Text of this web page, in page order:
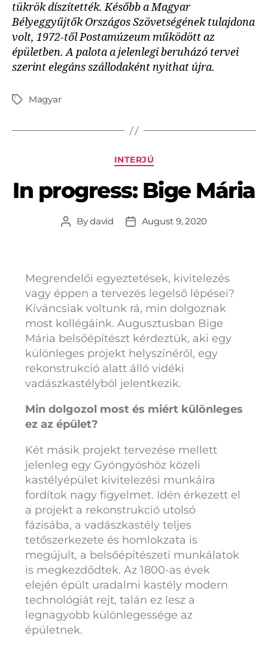
tükrök díszítették. Később a Magyar
Bélyeggyűjtők Országos Szövetségének tulajdona
volt, 1972-től Postamúzeum működött az
épületben. A palota a jelenlegi beruházó tervei
szerint elegáns szállodaként nyithat újra.
Magyar
INTERJÚ
In progress: Bige Mária
Bydavid August 9, 2020
Megrendelői egyeztetések, kivitelezés
vagy éppen a tervezés legelső lépései?
Kíváncsiak voltunk rá, min dolgoznak
most kollégáink. Augusztusban Bige
Mária belsőépítészt kérdeztük, aki egy
különleges projekt helyszínéről, egy
rekonstrukció alatt álló vidéki
vadászkastélyból jelentkezik.
Min dolgozol most és miért különleges
ez az épület?
Két másik projekt tervezése mellett
jelenleg egy Gyöngyöshöz közeli
kastélyépület kivitelezési munkáira
fordítok nagy figyelmet. Idén érkezett el
a projekt a rekonstrukció utolsó
fázisába, a vadászkastély teljes
tetőszerkezete és homlokzata is
megújult, a belsőépítészeti munkálatok
is megkezdődtek. Az 1800-as évek
elején épült uradalmi kastély modern
technológiát rejt, talán ez lesz a
legnagyobb különlegessége az
épületnek.